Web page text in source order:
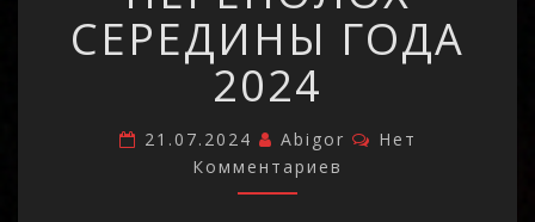
2024
СЕРЕДИНЫ ГОДА
2024
21.07.2024 Abigor Комментарии
Нет
Комментариев